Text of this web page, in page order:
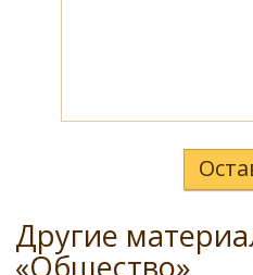
Другие